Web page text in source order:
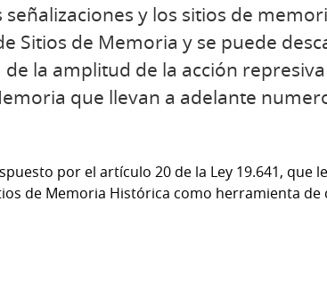
y los sitios de
Sitios de Memoria y se puede
la amplitud de la acción
que llevan a adelante
por el artículo 20 de la Ley 19.641, que
de Memoria Histórica como herramienta